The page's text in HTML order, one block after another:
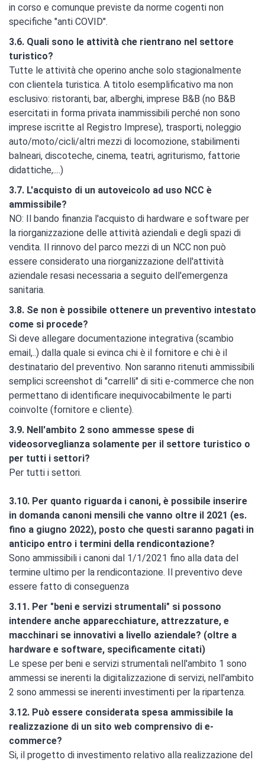
in corso e comunque previste da norme cogenti non
specifiche "anti COVID".
3.6. Quali sono le attività che rientrano nel settore
turistico?
Tutte le attività che operino anche solo stagionalmente
con clientela turistica. A titolo esemplificativo ma non
esclusivo: ristoranti, bar, alberghi, imprese B&B (no B&B
esercitati in forma privata inammissibili perché non sono
imprese iscritte al Registro Imprese), trasporti, noleggio
auto/moto/cicli/altri mezzi di locomozione, stabilimenti
balneari, discoteche, cinema, teatri, agriturismo, fattorie
didattiche,....)
3.7. L'acquisto di un autoveicolo ad uso NCC è
ammissibile?
NO: Il bando finanzia l'acquisto di hardware e software per
la riorganizzazione delle attività aziendali e degli spazi di
vendita. Il rinnovo del parco mezzi di un NCC non può
essere considerato una riorganizzazione dell'attività
aziendale resasi necessaria a seguito dell'emergenza
sanitaria.
3.8. Se non è possibile ottenere un preventivo intestato
come si procede?
Si deve allegare documentazione integrativa (scambio
email,..) dalla quale si evinca chi è il fornitore e chi è il
destinatario del preventivo. Non saranno ritenuti ammissibili
semplici screenshot di "carrelli" di siti e-commerce che non
permettano di identificare inequivocabilmente le parti
coinvolte (fornitore e cliente).
3.9. Nell'ambito 2 sono ammesse spese di
videosorveglianza solamente per il settore turistico o
per tutti i settori?
Per tutti i settori.
3.10. Per quanto riguarda i canoni, è possibile inserire
in domanda canoni mensili che vanno oltre il 2021 (es.
fino a giugno 2022), posto che questi saranno pagati in
anticipo entro i termini della rendicontazione?
Sono ammissibili i canoni dal 1/1/2021 fino alla data del
termine ultimo per la rendicontazione. Il preventivo deve
essere fatto di conseguenza
3.11. Per "beni e servizi strumentali" si possono
intendere anche apparecchiature, attrezzature, e
macchinari se innovativi a livello aziendale? (oltre a
hardware e software, specificamente citati)
Le spese per beni e servizi strumentali nell'ambito 1 sono
ammessi se inerenti la digitalizzazione di servizi, nell'ambito
2 sono ammessi se inerenti investimenti per la ripartenza.
3.12. Può essere considerata spesa ammissibile la
realizzazione di un sito web comprensivo di e-
commerce?
Si, il progetto di investimento relativo alla realizzazione del